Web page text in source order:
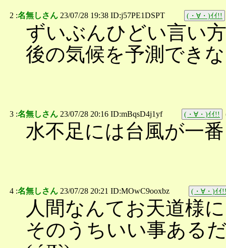
2 :名無しさん 23/07/28 19:38 ID:j57PE1DSPT (・∀・)ｲｲ!!
ずいぶんひどい言い
後の気候を予測でき
3 :名無しさん 23/07/28 20:16 ID:mBqsD4j1yf (・∀・)ｲｲ!!
水不足には台風が一
4 :名無しさん 23/07/28 20:21 ID:MOwC9ooxbz (・∀・)ｲｲ
人間なんてお天道様
そのうちいい事ある